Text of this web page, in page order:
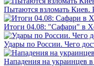
Пытаются взломать Киев.
Итоги 04.08: "Сафари" в
Удары по России. Чего
Нападения на украинцев